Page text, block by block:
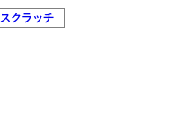
スクラッチ